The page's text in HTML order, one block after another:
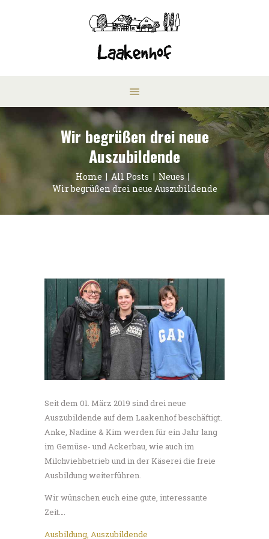
Wir begrüßen drei neue
Auszubildende
Home All Posts
Neues
Wir begrüßen drei neue Auszubildende
Seit dem 01. März 2019 sind drei neue
Auszubildende auf dem Laakenhof beschäftigt.
Anke, Nadine & Kim werden für ein Jahr lang
im Gemüse- und Ackerbau, wie auch im
Milchviehbetrieb und in der Käserei die freie
Ausbildung weiterführen.
Wir wünschen euch eine gute, interessante
Zeit….
Ausbildung, Auszubildende